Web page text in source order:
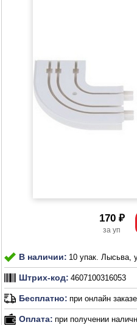
170 ₽
В наличии: 10 упак. Лысьва,
Штрих-код: 4607100316053
Бесплатно: при онлайн
Оплата: при получении